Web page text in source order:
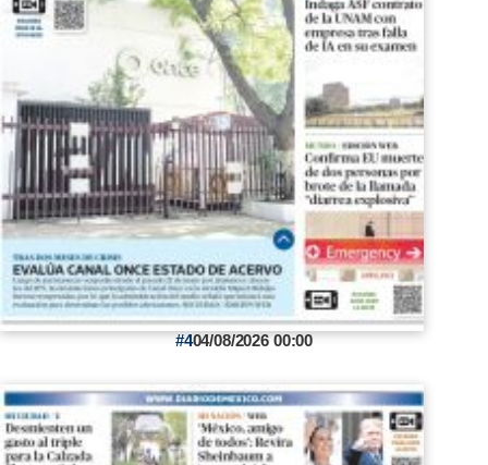
404/08/2026 00:00